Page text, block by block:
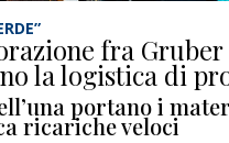
fra
la logistica di
portano i
ricariche veloci